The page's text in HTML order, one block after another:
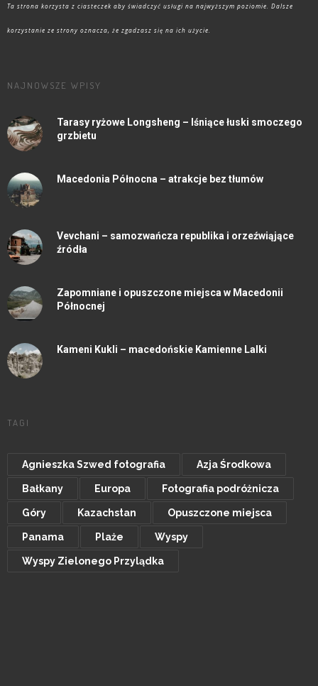
Ta strona korzysta z ciasteczek aby świadczyć usługi na najwyższym poziomie. Dalsze
korzystanie ze strony oznacza, że zgadzasz się na ich użycie.
NAJNOWSZE WPISY
Tarasy ryżowe Longsheng – lśniące łuski smoczego
grzbietu
Macedonia Północna – atrakcje bez tłumów
Vevchani – samozwańcza republika i orzeźwiąjące
źródła
Zapomniane i opuszczone miejsca w Macedonii
Północnej
Kameni Kukli – macedońskie Kamienne Lalki
TAGI
Agnieszka Szwed fotografia Azja Środkowa
Bałkany Europa Fotografia podróżnicza
Góry Kazachstan Opuszczone miejsca
Panama Plaże Wyspy
Wyspy Zielonego Przylądka